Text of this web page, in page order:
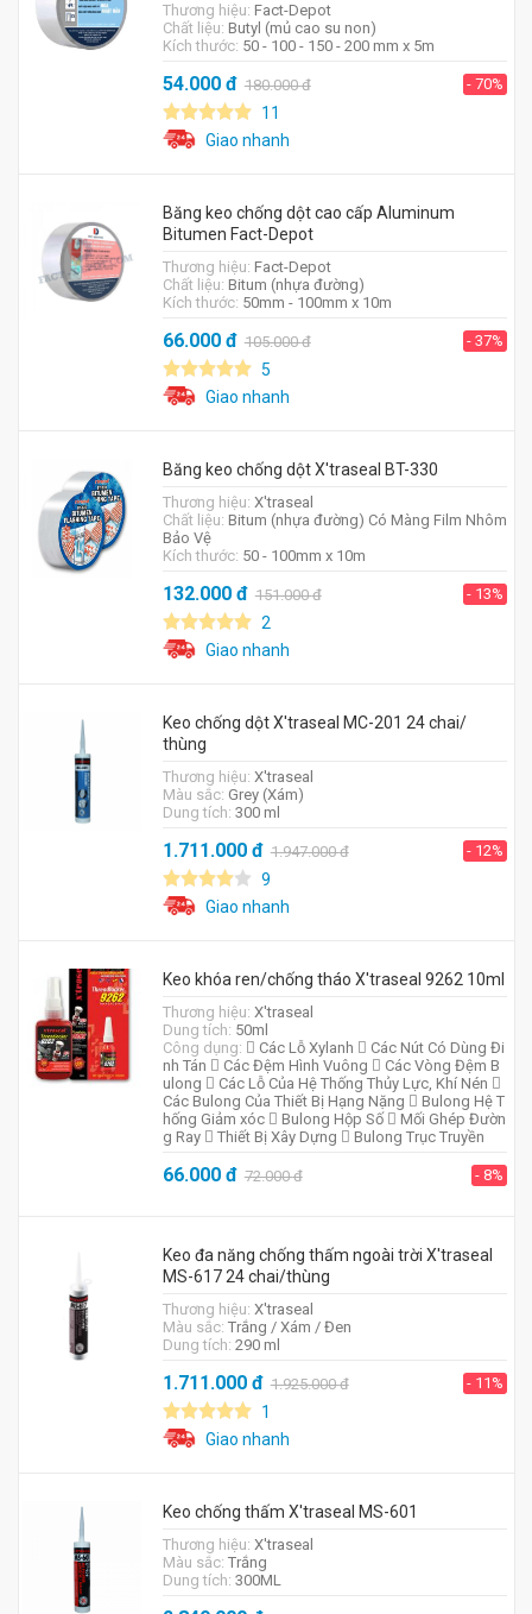
Thương hiệu: Fact-Depot
Chất liệu: Butyl (mủ cao su non)
Kích thước: 50 - 100 - 150 - 200 mm x 5m
54.000đ 180.000đ - 70%
11
Giao nhanh
Băng keo chống dột cao cấp Aluminum
Bitumen Fact-Depot
Thương hiệu: Fact-Depot
Chất liệu: Bitum (nhựa đường)
Kích thước: 50mm - 100mm x 10m
66.000đ 105.000đ - 37%
5
Giao nhanh
Băng keo chống dột X'traseal BT-330
Thương hiệu: X'traseal
Chất liệu: Bitum (nhựa đường) Có Màng Film Nhôm
Bảo Vệ
Kích thước: 50 - 100mm x 10m
132.000đ 151.000đ - 13%
2
Giao nhanh
Keo chống dột X'traseal MC-201 24 chai/
thùng
Thương hiệu: X'traseal
Màu sắc: Grey (Xám)
Dung tích: 300 ml
1.711.000đ 1.947.000đ - 12%
9
Giao nhanh
Keo khóa ren/chống tháo X'traseal 9262 10ml
Thương hiệu: X'traseal
Dung tích: 50ml
Công dụng:  Các Lỗ Xylanh  Các Nút Có Dùng Đi
nh Tán  Các Đệm Hình Vuông  Các Vòng Đệm B
ulong  Các Lỗ Của Hệ Thống Thủy Lực, Khí Nén 
Các Bulong Của Thiết Bị Hạng Nặng  Bulong Hệ T
hống Giảm xóc  Bulong Hộp Số  Mối Ghép Đườn
g Ray  Thiết Bị Xây Dựng  Bulong Trục Truyền
66.000đ 72.000đ - 8%
Keo đa năng chống thấm ngoài trời X'traseal
MS-617 24 chai/thùng
Thương hiệu: X'traseal
Màu sắc: Trắng / Xám / Đen
Dung tích: 290 ml
1.711.000đ 1.925.000đ - 11%
1
Giao nhanh
Keo chống thấm X'traseal MS-601
Thương hiệu: X'traseal
Màu sắc: Trắng
Dung tích: 300ML